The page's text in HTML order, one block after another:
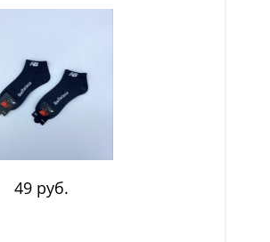
49 руб.